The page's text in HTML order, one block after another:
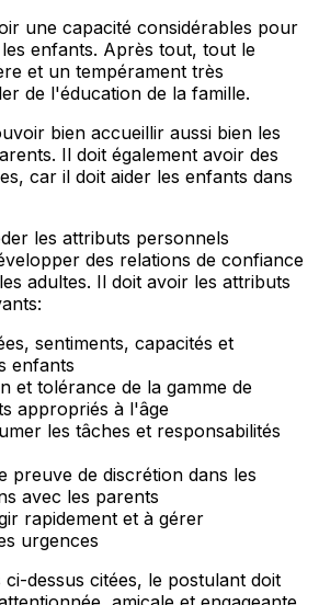
une capacité considérables pour
enfants. Après tout, tout le
et un tempérament très
de l'éducation de la famille.
bien accueillir aussi bien les
Il doit également avoir des
car il doit aider les enfants dans
les attributs personnels
des relations de confiance
adultes. Il doit avoir les attributs
sentiments, capacités et
enfants
et tolérance de la gamme de
appropriés à l'âge
les tâches et responsabilités
preuve de discrétion dans les
avec les parents
rapidement et à gérer
urgences
ci-dessus citées, le postulant doit